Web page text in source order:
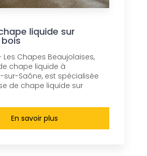
liquide sur
– Les Chapes Beaujolaises,
chape liquide à
sur-Saône, est spécialisée
de chape liquide sur
En savoir plus